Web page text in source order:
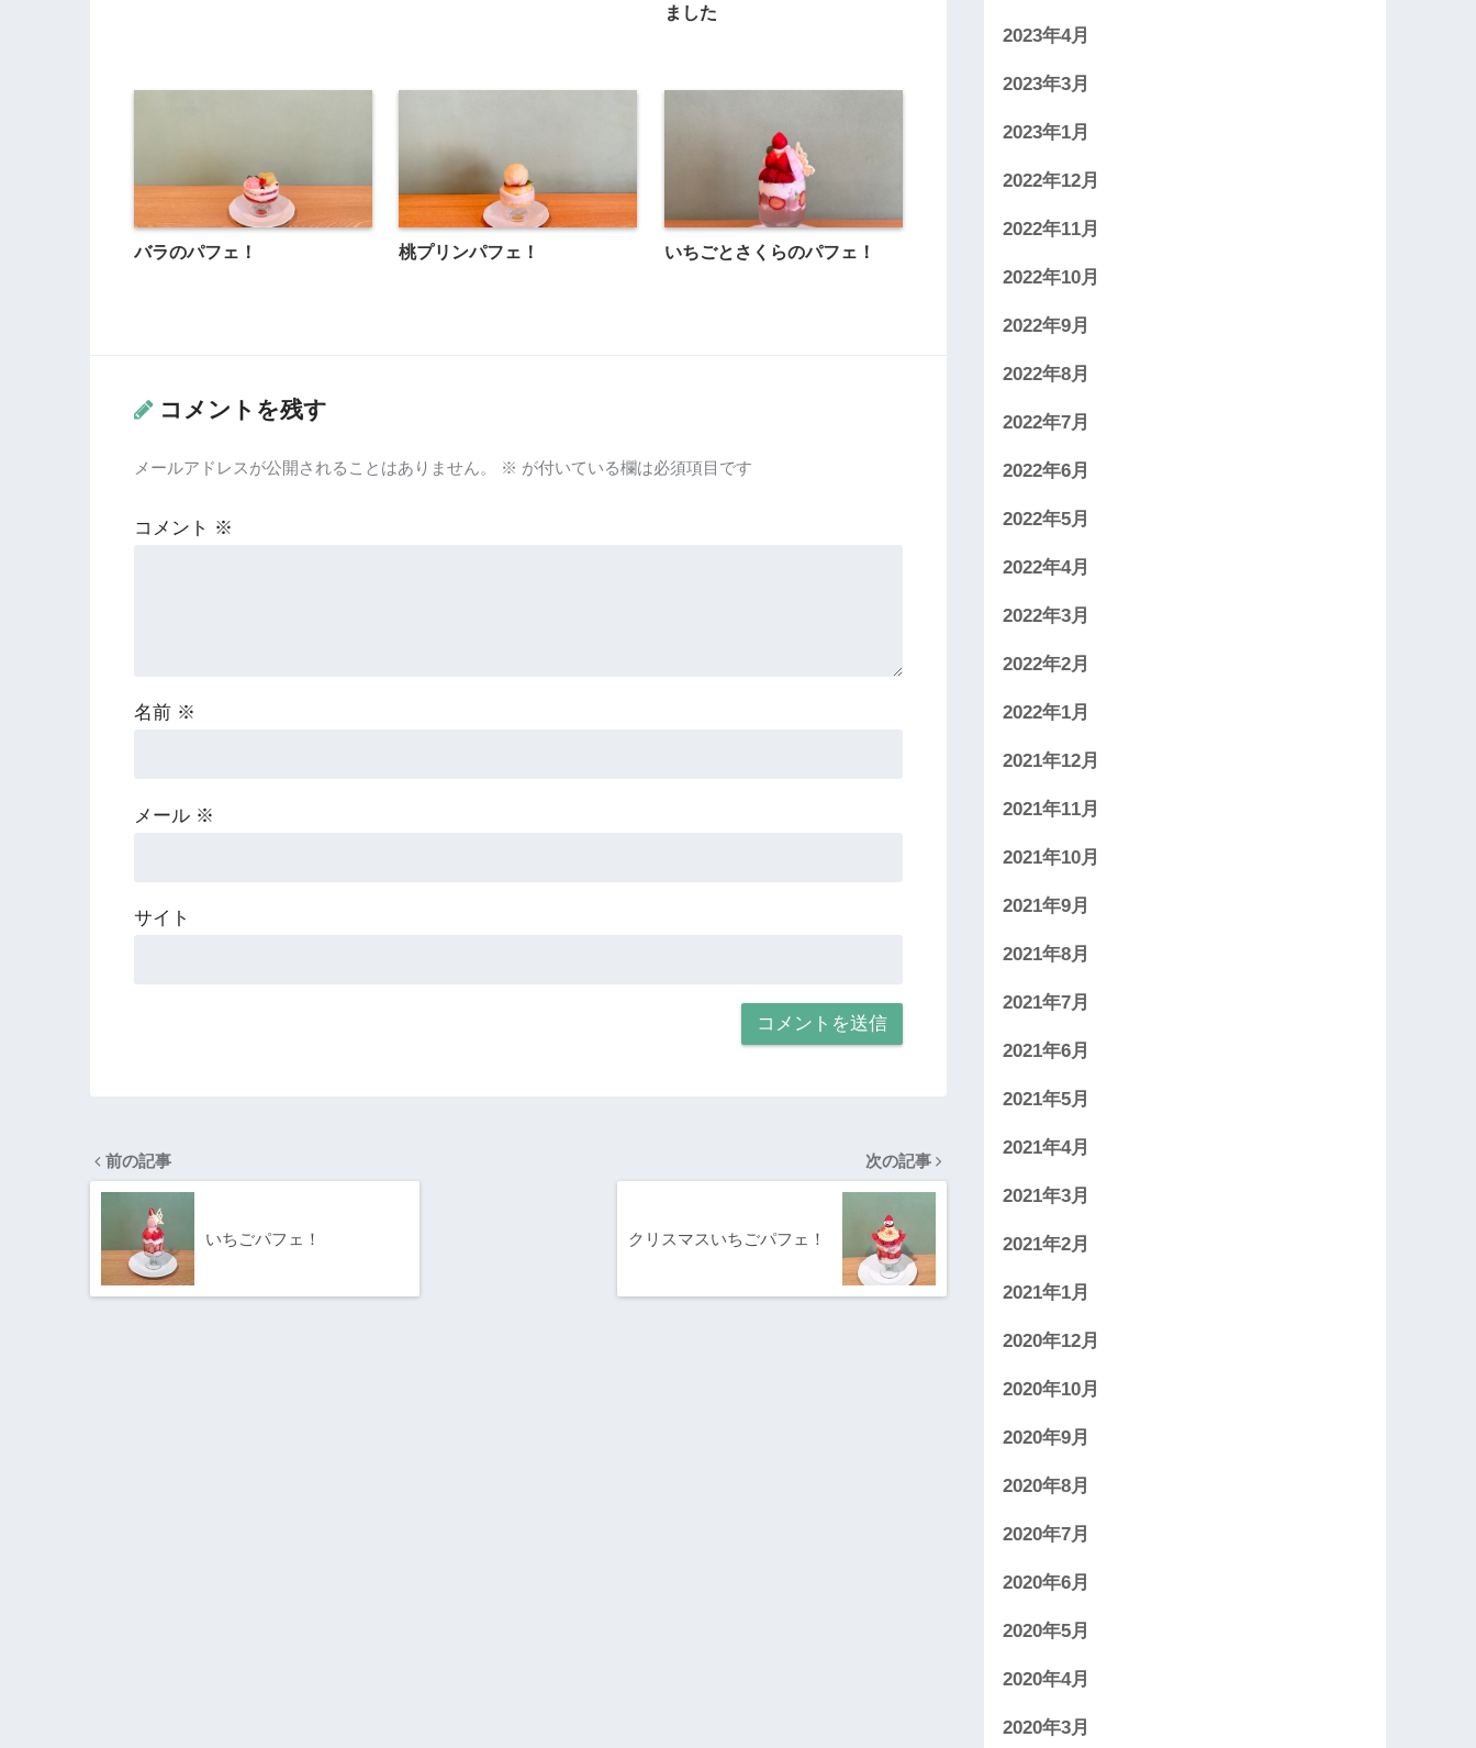
ました
バラのパフェ！ 桃プリンパフェ！ いちごとさくらのパフェ！
コメントを残す
メールアドレスが公開されることはありません。 ※ が付いている欄は必須項目です
コメント ※
名前 ※
メール ※
サイト
前の記事
いちごパフェ！
次の記事
クリスマスいちごパフェ！
2023年4月
2023年3月
2023年1月
2022年12月
2022年11月
2022年10月
2022年9月
2022年8月
2022年7月
2022年6月
2022年5月
2022年4月
2022年3月
2022年2月
2022年1月
2021年12月
2021年11月
2021年10月
2021年9月
2021年8月
2021年7月
2021年6月
2021年5月
2021年4月
2021年3月
2021年2月
2021年1月
2020年12月
2020年10月
2020年9月
2020年8月
2020年7月
2020年6月
2020年5月
2020年4月
2020年3月